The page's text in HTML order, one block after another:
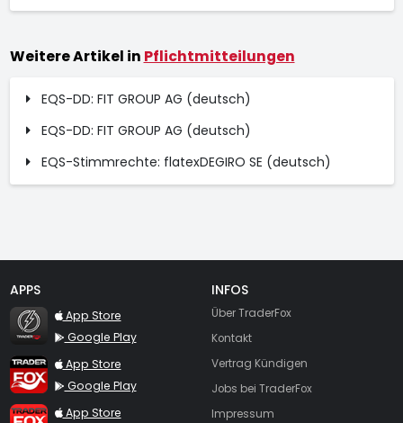
Weitere Artikel in Pflichtmitteilungen
EQS-DD: FIT GROUP AG (deutsch)
EQS-DD: FIT GROUP AG (deutsch)
EQS-Stimmrechte: flatexDEGIRO SE (deutsch)
APPS
TraderFox Flash
App Store
Google Play
TraderFox App
App Store
Google Play
TraderFox Pro
App Store
INFOS
Über TraderFox
Kontakt
Vertrag Kündigen
Jobs bei TraderFox
Impressum